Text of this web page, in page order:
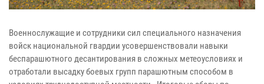
Военнослужащие и сотрудники сил специального назначения
войск национальной гвардии усовершенствовали навыки
беспарашютного десантирования в сложных метеоусловиях и
отработали высадку боевых групп парашютным способом в